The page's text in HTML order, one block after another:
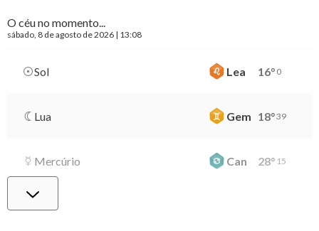
O céu no momento...
sábado , 8 de agosto de 2026 | 13:08
Sol Lea 16° 0
Lua Gem 18°39
Mercúrio Can 28° 15
Vênus